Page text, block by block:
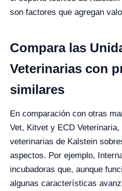
son factores que agregan
Compara las
Veterinarias con
similares
En comparación con otras
Vet, Kitvet y ECD
veterinarias de Kalstein
aspectos. Por ejemplo,
incubadoras que, aunque
algunas características